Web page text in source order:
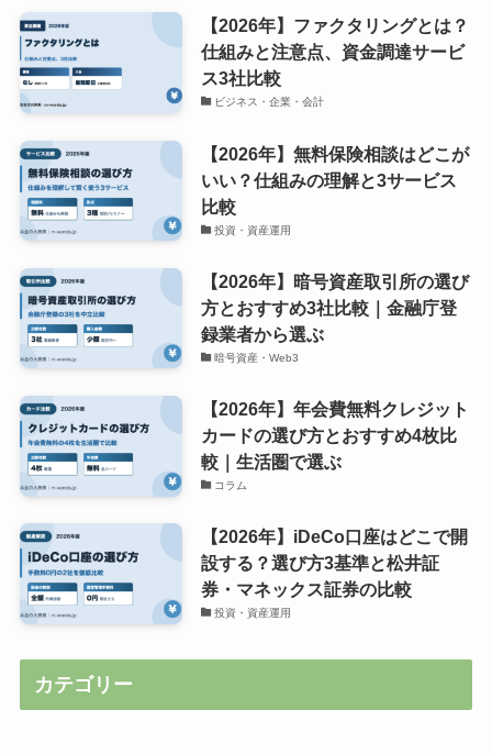
【2026年】ファクタリングとは？
仕組みと注意点、資金調達サービ
ス3社比較
ビジネス・企業・会計
【2026年】無料保険相談はどこが
いい？仕組みの理解と3サービス
比較
投資・資産運用
【2026年】暗号資産取引所の選び
方とおすすめ3社比較｜金融庁登
録業者から選ぶ
暗号資産・Web3
【2026年】年会費無料クレジット
カードの選び方とおすすめ4枚比
較｜生活圏で選ぶ
コラム
【2026年】iDeCo口座はどこで開
設する？選び方3基準と松井証
券・マネックス証券の比較
投資・資産運用
カテゴリー